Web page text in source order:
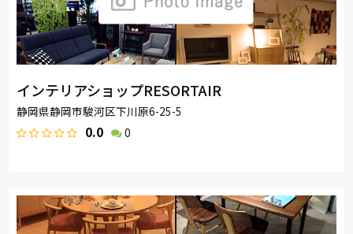
インテリアショップRESORTAIR
静岡県静岡市駿河区下川原6-25-5
0.0 0